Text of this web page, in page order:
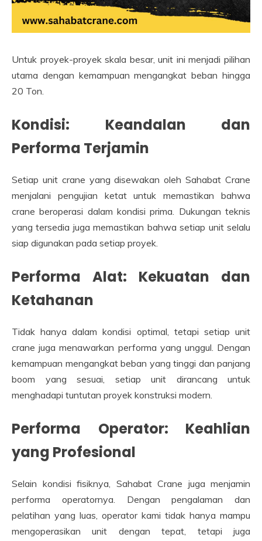
Untuk proyek-proyek skala besar, unit ini menjadi pilihan
utama dengan kemampuan mengangkat beban hingga
20 Ton.
Kondisi: Keandalan dan
Performa Terjamin
Setiap unit crane yang disewakan oleh Sahabat Crane
menjalani pengujian ketat untuk memastikan bahwa
crane beroperasi dalam kondisi prima. Dukungan teknis
yang tersedia juga memastikan bahwa setiap unit selalu
siap digunakan pada setiap proyek.
Performa Alat: Kekuatan dan
Ketahanan
Tidak hanya dalam kondisi optimal, tetapi setiap unit
crane juga menawarkan performa yang unggul. Dengan
kemampuan mengangkat beban yang tinggi dan panjang
boom yang sesuai, setiap unit dirancang untuk
menghadapi tuntutan proyek konstruksi modern.
Performa Operator: Keahlian
yang Profesional
Selain kondisi fisiknya, Sahabat Crane juga menjamin
performa operatornya. Dengan pengalaman dan
pelatihan yang luas, operator kami tidak hanya mampu
mengoperasikan unit dengan tepat, tetapi juga